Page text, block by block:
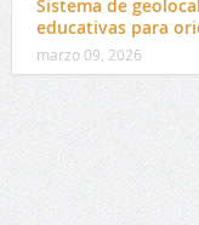
Sistema de
educativas para
marzo 09, 2026